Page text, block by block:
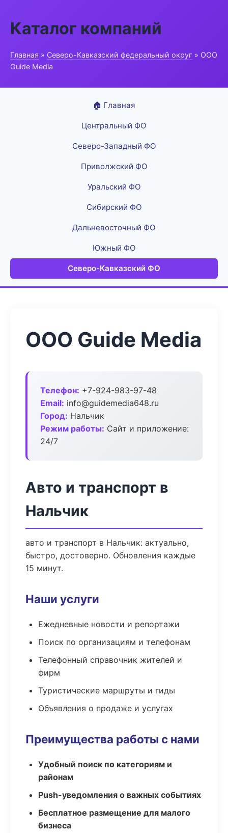
Каталог компаний
Главная » Северо-Кавказский федеральный округ » ООО
Guide Media
🏠 Главная
Центральный ФО
Северо-Западный ФО
Приволжский ФО
Уральский ФО
Сибирский ФО
Дальневосточный ФО
Южный ФО
Северо-Кавказский ФО
ООО Guide Media
Телефон: +7-924-983-97-48
Email: info@guidemedia648.ru
Город: Нальчик
Режим работы: Сайт и приложение:
24/7
Авто и транспорт в
Нальчик
авто и транспорт в Нальчик: актуально,
быстро, достоверно. Обновления каждые
15 минут.
Наши услуги
Ежедневные новости и репортажи
Поиск по организациям и телефонам
Телефонный справочник жителей и
фирм
Туристические маршруты и гиды
Объявления о продаже и услугах
Преимущества работы с нами
Удобный поиск по категориям и
районам
Push-уведомления о важных событиях
Бесплатное размещение для малого
бизнеса